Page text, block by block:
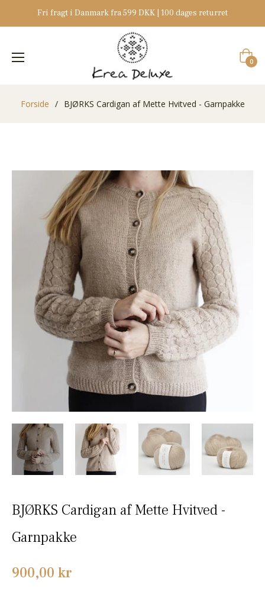
Fri fragt i Danmark fra 599 DKK | 100 dages returret
0
Forside / BJØRKS Cardigan af Mette Hvitved - Garnpakke
BJØRKS Cardigan af Mette Hvitved -
Garnpakke
Normalpris
900,00 kr